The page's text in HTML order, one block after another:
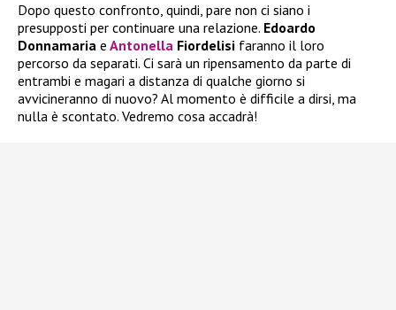
Dopo questo confronto, quindi, pare non ci siano i
presupposti per continuare una relazione. Edoardo
Donnamaria e Antonella Fiordelisi faranno il loro
percorso da separati. Ci sarà un ripensamento da parte di
entrambi e magari a distanza di qualche giorno si
avvicineranno di nuovo? Al momento è difficile a dirsi, ma
nulla è scontato. Vedremo cosa accadrà!